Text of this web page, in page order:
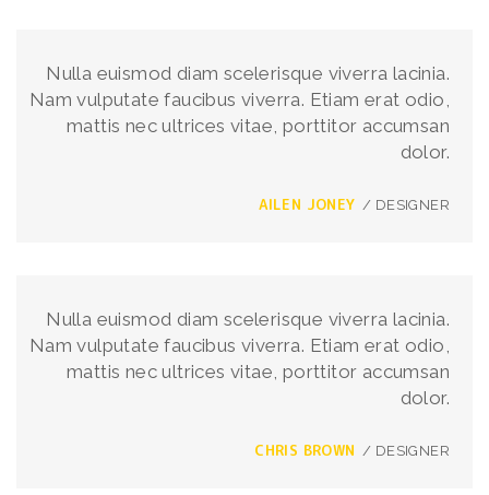
Nulla euismod diam scelerisque viverra lacinia.
Nam vulputate faucibus viverra. Etiam erat odio,
mattis nec ultrices vitae, porttitor accumsan
dolor.
AILEN JONEY / DESIGNER
Nulla euismod diam scelerisque viverra lacinia.
Nam vulputate faucibus viverra. Etiam erat odio,
mattis nec ultrices vitae, porttitor accumsan
dolor.
CHRIS BROWN / DESIGNER